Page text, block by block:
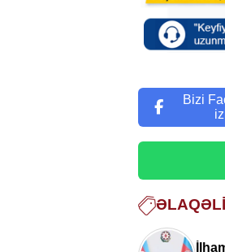
Bizi